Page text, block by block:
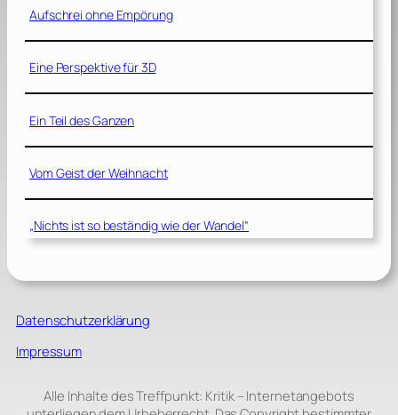
Aufschrei ohne Empörung
Eine Perspektive für 3D
Ein Teil des Ganzen
Vom Geist der Weihnacht
„Nichts ist so beständig wie der Wandel“
Datenschutzerklärung
Impressum
Alle Inhalte des Treffpunkt: Kritik – Internetangebots